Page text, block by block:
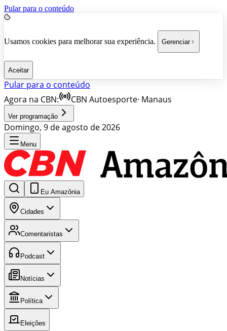
Pular para o conteúdo
Usamos cookies para melhorar sua experiência. Gerenciar
Aceitar
Pular para o conteúdo
Agora na CBN:
CBN Autoesporte· Manaus
Ver programação
Domingo, 9 de agosto de 2026
Menu
Eu Amazônia
Cidades
Comentaristas
Podcast
Notícias
Política
Eleições